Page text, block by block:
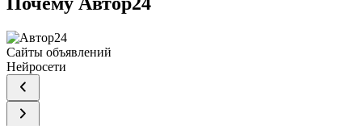
Сайты объявлений
Нейросети